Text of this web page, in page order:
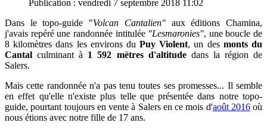
Publication : vendredi 7 septembre 2018 11:02
Dans le topo-guide "Volcan Cantalien" aux éditions Chamina,
j'avais repéré une randonnée intitulée "Lesmaronies", une boucle de
8 kilomètres dans les environs duPuy Violent, un des monts du
Cantal culminant à 1 592 mètres d'altitudedans la région de
Salers.
Mais cette randonnée n'a pas tenu toutes ses promesses... Il semble
en effet qu'elle n'existe plus telle que présentée dans notre topo-
guide, pourtant toujours en vente à Salers en ce mois d'août 2016où
nous étions avec notre fille de 17 ans.